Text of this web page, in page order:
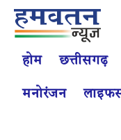
होम छत्तीसगढ़
मनोरंजन